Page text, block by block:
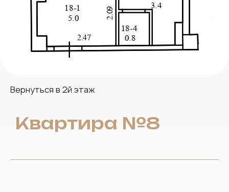
Вернуться в 2й этаж
Квартира №8